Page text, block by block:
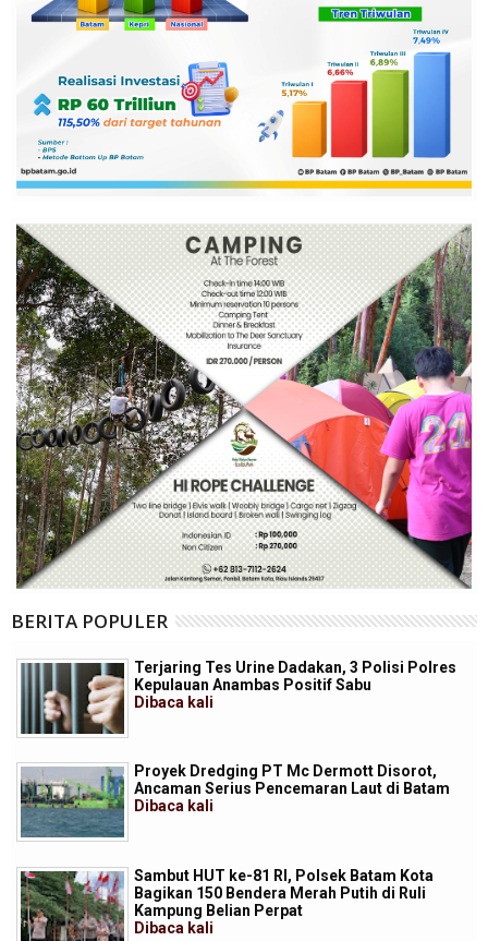
BERITA POPULER
Terjaring Tes Urine Dadakan, 3 Polisi Polres
Kepulauan Anambas Positif Sabu
Dibaca kali
Proyek Dredging PT Mc Dermott Disorot,
Ancaman Serius Pencemaran Laut di Batam
Dibaca kali
Sambut HUT ke-81 RI, Polsek Batam Kota
Bagikan 150 Bendera Merah Putih di Ruli
Kampung Belian Perpat
Dibaca kali